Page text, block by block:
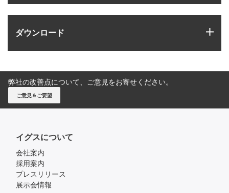
ダウンロード
弊社の改善点について、ご意見をお寄せください。
ご意見＆ご要望
イグスについて
会社案内
採用案内
プレスリリース
展示会情報